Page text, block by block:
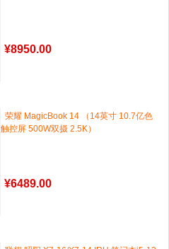
¥8950.00
荣耀 MagicBook 14 （14英寸 10.7亿色
触控屏 500W双摄 2.5K）
¥6489.00